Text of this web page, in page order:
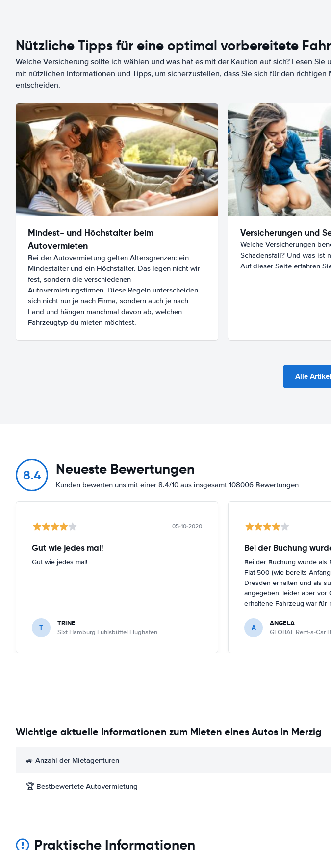
Nützliche Tipps für eine optimal vorbereitete
Welche Versicherung sollte ich wählen und was hat es mit der Kaution auf sich? Lesen Sie
mit nützlichen Informationen und Tipps, um sicherzustellen, dass Sie sich für den richtigen
entscheiden.
Mindest- und Höchstalter beim
Autovermieten
Bei der Autovermietung gelten Altersgrenzen: ein
Mindestalter und ein Höchstalter. Das legen nicht wir
fest, sondern die verschiedenen
Autovermietungsfirmen. Diese Regeln unterscheiden
sich nicht nur je nach Firma, sondern auch je nach
Land und hängen manchmal davon ab, welchen
Fahrzeugtyp du mieten möchtest.
Versicherungen und
Welche Versicherungen
Schadensfall? Und was ist
Auf dieser Seite erfahren
Alle
8.4 Neueste Bewertungen
Kunden bewerten uns mit einer 8.4/10 aus insgesamt 108006 Bewertungen
05-10-2020
Gut wie jedes mal!
Gut wie jedes mal!
T TRINE
Sixt Hamburg Fuhlsbüttel Flughafen
Bei der Buchung
Bei der Buchung wurde als
Fiat 500 (wie bereits
Dresden erhalten und als
angegeben, leider aber vor
erhaltene Fahrzeug war für
Schönefeld kein anderes
A ANGELA
GLOBAL Rent-a-Car
Wichtige aktuelle Informationen zum Mieten eines Autos in Merzig
🚙 Anzahl der Mietagenturen
🏆 Bestbewertete Autovermietung
Praktische Informationen